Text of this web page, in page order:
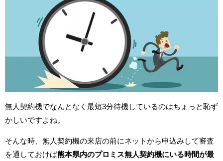
無人契約機でなんとなく最短3分待機しているのはちょっと恥ず
かしいですよね。
そんな時、無人契約機の来店の前にネットから申込みして審査
を通しておけば熊本県内のプロミス無人契約機にいる時間が最